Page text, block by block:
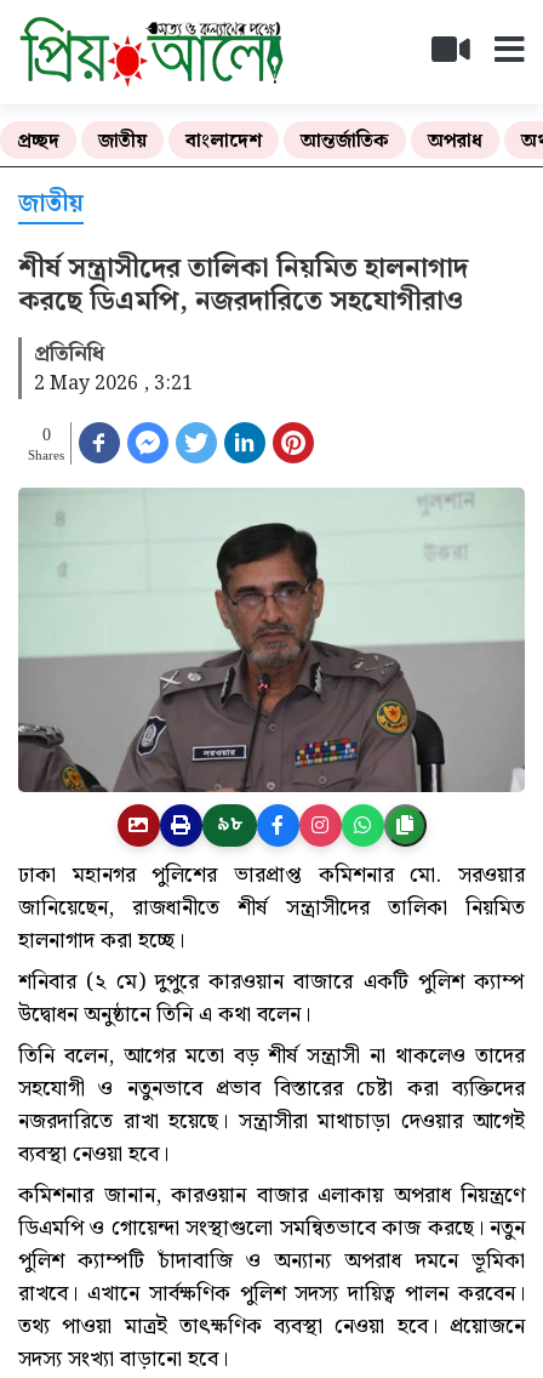
প্রচ্ছদ জাতীয় বাংলাদেশ আন্তর্জাতিক অপরাধ
জাতীয়
শীর্ষ সন্ত্রাসীদের তালিকা নিয়মিত হালনাগাদ
করছে ডিএমপি, নজরদারিতে সহযোগীরাও
প্রতিনিধি
2 May 2026 , 3:21
0
Shares
৯৮
ঢাকা মহানগর পুলিশের ভারপ্রাপ্ত কমিশনার মো. সরওয়ার
জানিয়েছেন, রাজধানীতে শীর্ষ সন্ত্রাসীদের তালিকা নিয়মিত
হালনাগাদ করা হচ্ছে।
শনিবার (২ মে) দুপুরে কারওয়ান বাজারে একটি পুলিশ ক্যাম্প
উদ্বোধন অনুষ্ঠানে তিনি এ কথা বলেন।
তিনি বলেন, আগের মতো বড় শীর্ষ সন্ত্রাসী না থাকলেও তাদের
সহযোগী ও নতুনভাবে প্রভাব বিস্তারের চেষ্টা করা ব্যক্তিদের
নজরদারিতে রাখা হয়েছে। সন্ত্রাসীরা মাথাচাড়া দেওয়ার আগেই
ব্যবস্থা নেওয়া হবে।
কমিশনার জানান, কারওয়ান বাজার এলাকায় অপরাধ নিয়ন্ত্রণে
ডিএমপি ও গোয়েন্দা সংস্থাগুলো সমন্বিতভাবে কাজ করছে। নতুন
পুলিশ ক্যাম্পটি চাঁদাবাজি ও অন্যান্য অপরাধ দমনে ভূমিকা
রাখবে। এখানে সার্বক্ষণিক পুলিশ সদস্য দায়িত্ব পালন করবেন।
তথ্য পাওয়া মাত্রই তাৎক্ষণিক ব্যবস্থা নেওয়া হবে। প্রয়োজনে
সদস্য সংখ্যা বাড়ানো হবে।